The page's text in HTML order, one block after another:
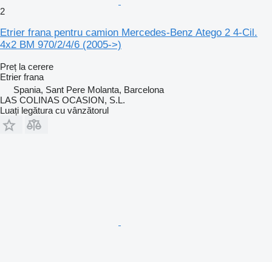
2
Etrier frana pentru camion Mercedes-Benz Atego 2 4-Cil.
4x2 BM 970/2/4/6 (2005->)
Preț la cerere
Etrier frana
Spania, Sant Pere Molanta, Barcelona
LAS COLINAS OCASION, S.L.
Luați legătura cu vânzătorul